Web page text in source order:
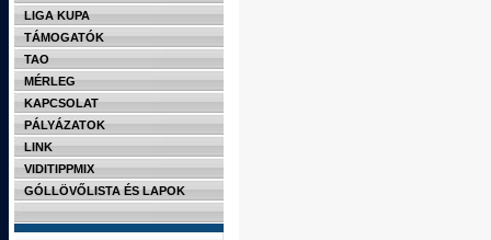
LIGA KUPA
TÁMOGATÓK
TAO
MÉRLEG
KAPCSOLAT
PÁLYÁZATOK
LINK
VIDITIPPMIX
GÓLLÖVŐLISTA ÉS LAPOK